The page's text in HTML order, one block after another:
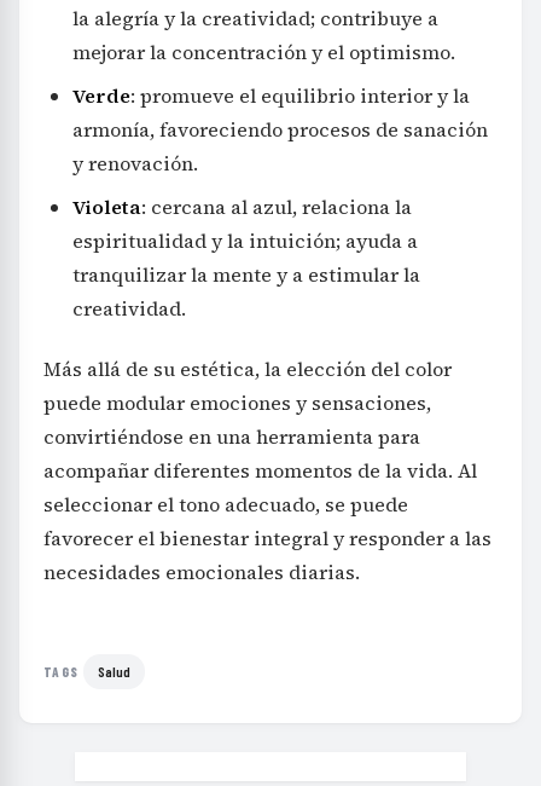
la alegría y la creatividad; contribuye a
mejorar la concentración y el optimismo.
Verde: promueve el equilibrio interior y la
armonía, favoreciendo procesos de sanación
y renovación.
Violeta: cercana al azul, relaciona la
espiritualidad y la intuición; ayuda a
tranquilizar la mente y a estimular la
creatividad.
Más allá de su estética, la elección del color
puede modular emociones y sensaciones,
convirtiéndose en una herramienta para
acompañar diferentes momentos de la vida. Al
seleccionar el tono adecuado, se puede
favorecer el bienestar integral y responder a las
necesidades emocionales diarias.
TAGS Salud